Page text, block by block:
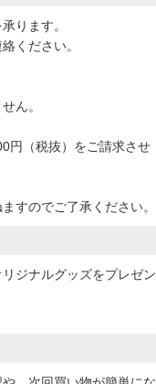
ります。
ください。
ん。
円（税抜）をご請求させ
すのでご了承ください。
ジナルグッズをプレゼン